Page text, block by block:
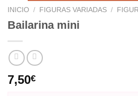
INICIO / FIGURAS VARIADAS /
Bailarina mini
7,50€